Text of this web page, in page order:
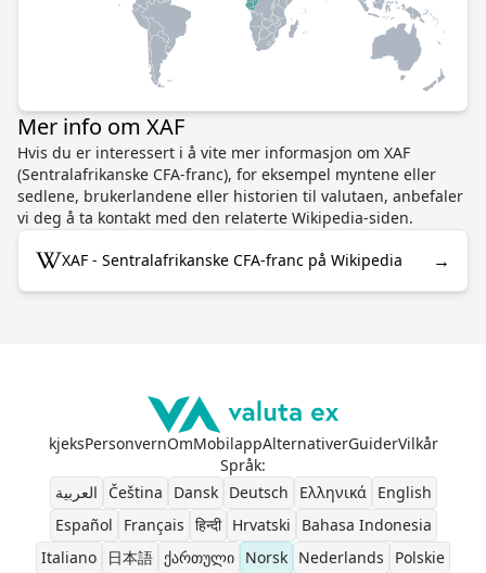
Mer info om XAF
Hvis du er interessert i å vite mer informasjon om XAF
(Sentralafrikanske CFA-franc), for eksempel myntene eller
sedlene, brukerlandene eller historien til valutaen, anbefaler
vi deg å ta kontakt med den relaterte Wikipedia-siden.
XAF - Sentralafrikanske CFA-franc på Wikipedia →
kjeksPersonvernOmMobilappAlternativerGuiderVilkår
Språk:
العربية
Čeština Dansk Deutsch Ελληνικά
English
Español
Français हिन्दी Hrvatski
Bahasa Indonesia
Italiano
日本語 ქართული Norsk Nederlands Polskie